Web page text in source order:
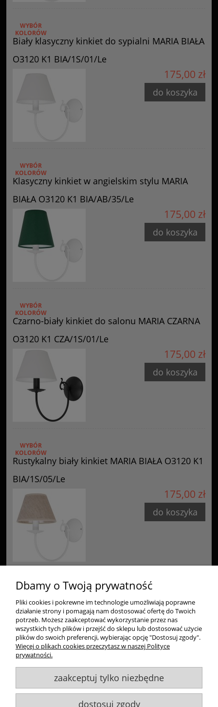
Biały klasyczny kinkiet do sypialni MARIA BIAŁA
O3120 K1 BIA/1S/01/Le
WYBÓR
KOLORÓW
175,00 zł
do koszyka
Klasyczny kinkiet w angielskim stylu MARIA
BIAŁA O3120 K1 BIA/AB/35/Le
WYBÓR
KOLORÓW
175,00 zł
do koszyka
Czarno-biały kinkiet do salonu MARIA CZARNA
O3120 K1 CZA/1S/01/Le
WYBÓR
KOLORÓW
175,00 zł
do koszyka
Rustykalny biały kinkiet MARIA BIAŁA O3120 K1
BIA/1S/05/Le
WYBÓR
KOLORÓW
175,00 zł
do koszyka
Zakupy
Pomoc
Moje konto
Informacje
, ul. Kukuczki 20/24, 42-224 Częstochowa,
Dbamy o Twoją prywatność
Pliki cookies i pokrewne im technologie umożliwiają poprawne
działanie strony i pomagają nam dostosować ofertę do Twoich
potrzeb. Możesz zaakceptować wykorzystanie przez nas
wszystkich tych plików i przejść do sklepu lub dostosować użycie
plików do swoich preferencji, wybierając opcję "Dostosuj zgody".
Więcej o plikach cookies przeczytasz w naszej Polityce
prywatności.
zaakceptuj tylko niezbędne
dostosuj zgody